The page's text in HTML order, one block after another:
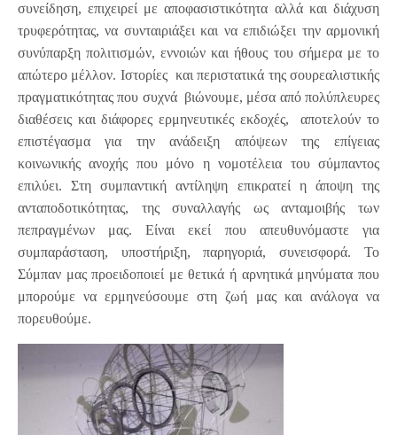
συνείδηση, επιχειρεί με αποφασιστικότητα αλλά και διάχυση
τρυφερότητας, να συνταιριάξει και να επιδιώξει την αρμονική
συνύπαρξη πολιτισμών, εννοιών και ήθους του σήμερα με το
απώτερο μέλλον. Ιστορίες και περιστατικά της σουρεαλιστικής
πραγματικότητας που συχνά βιώνουμε, μέσα από πολύπλευρες
διαθέσεις και διάφορες ερμηνευτικές εκδοχές, αποτελούν το
επιστέγασμα για την ανάδειξη απόψεων της επίγειας
κοινωνικής ανοχής που μόνο η νομοτέλεια του σύμπαντος
επιλύει. Στη συμπαντική αντίληψη επικρατεί η άποψη της
ανταποδοτικότητας, της συναλλαγής ως ανταμοιβής των
πεπραγμένων μας. Είναι εκεί που απευθυνόμαστε για
συμπαράσταση, υποστήριξη, παρηγοριά, συνεισφορά. Το
Σύμπαν μας προειδοποιεί με θετικά ή αρνητικά μηνύματα που
μπορούμε να ερμηνεύσουμε στη ζωή μας και ανάλογα να
πορευθούμε.